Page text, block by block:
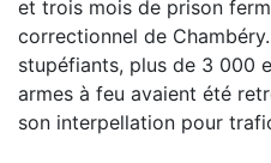
et trois mois de prison
correctionnel de
stupéfiants, plus de 3 000
armes à feu avaient été
son interpellation pour